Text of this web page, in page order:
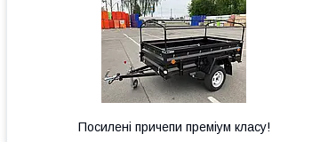
Посилені причепи преміум класу!